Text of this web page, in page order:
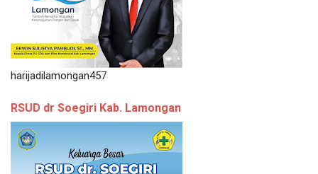
harijadilamongan457
RSUD dr Soegiri Kab. Lamongan